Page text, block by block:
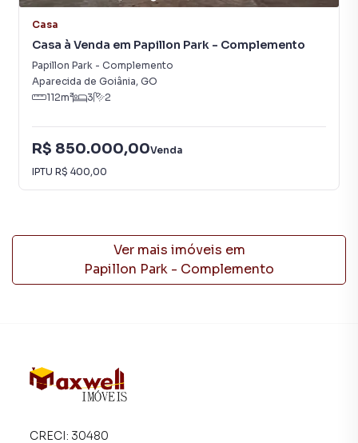
Casa
Casa à Venda em Papillon Park - Complemento
Papillon Park - Complemento
Aparecida de Goiânia, GO
112m² 3 2
R$ 850.000,00Venda
IPTU R$ 400,00
Ver mais imóveis em
Papillon Park - Complemento
CRECI: 30480